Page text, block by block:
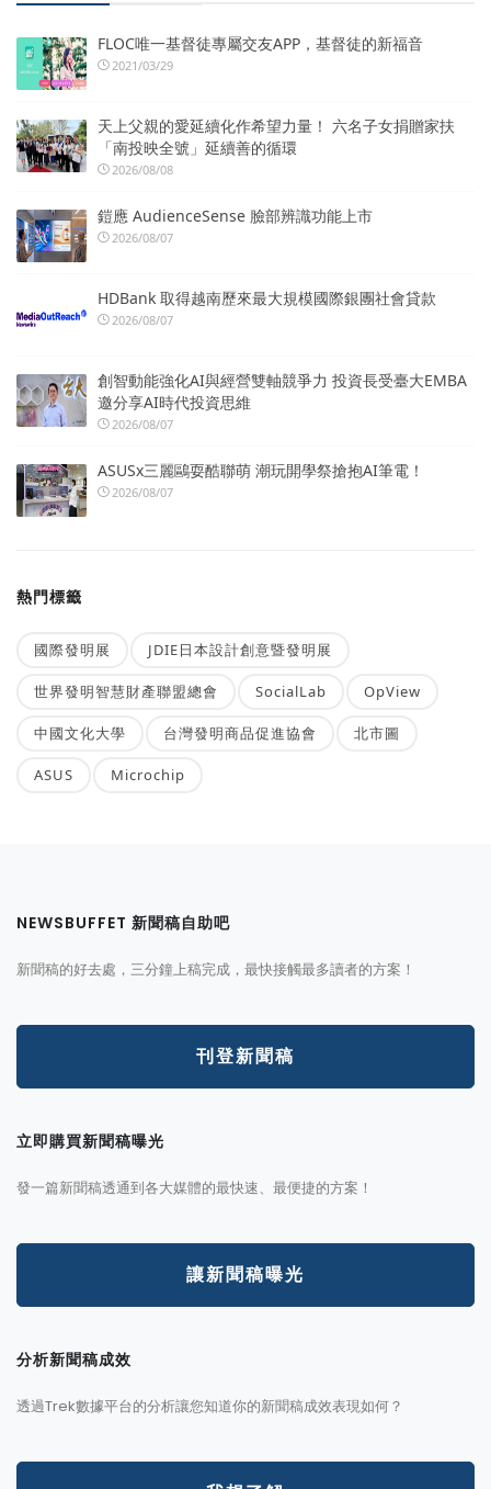
FLOC唯一基督徒專屬交友APP，基督徒的新福音
2021/03/29
天上父親的愛延續化作希望力量！ 六名子女捐贈家扶
「南投映全號」延續善的循環
2026/08/08
鎧應 AudienceSense 臉部辨識功能上市
2026/08/07
HDBank 取得越南歷來最大規模國際銀團社會貸款
2026/08/07
創智動能強化AI與經營雙軸競爭力 投資長受臺大EMBA
邀分享AI時代投資思維
2026/08/07
ASUSx三麗鷗耍酷聯萌 潮玩開學祭搶抱AI筆電！
2026/08/07
熱門標籤
國際發明展 JDIE日本設計創意暨發明展
世界發明智慧財產聯盟總會 SocialLab OpView
中國文化大學 台灣發明商品促進協會 北市圖
ASUS Microchip
NEWSBUFFET 新聞稿自助吧
新聞稿的好去處，三分鐘上稿完成，最快接觸最多讀者的方案！
刊登新聞稿
立即購買新聞稿曝光
發一篇新聞稿透通到各大媒體的最快速、最便捷的方案！
讓新聞稿曝光
分析新聞稿成效
透過Trek數據平台的分析讓您知道你的新聞稿成效表現如何？